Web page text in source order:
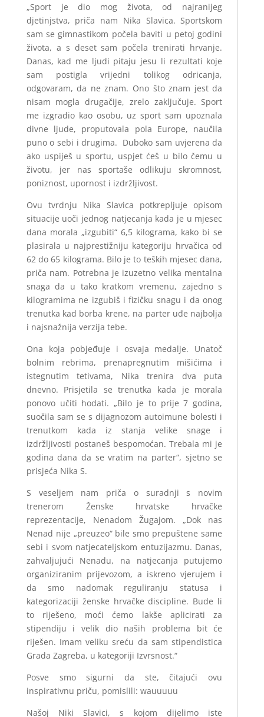
„Sport je dio mog života, od najranijeg
djetinjstva, priča nam Nika Slavica. Sportskom
sam se gimnastikom počela baviti u petoj godini
života, a s deset sam počela trenirati hrvanje.
Danas, kad me ljudi pitaju jesu li rezultati koje
sam postigla vrijedni tolikog odricanja,
odgovaram, da ne znam. Ono što znam jest da
nisam mogla drugačije, zrelo zaključuje. Sport
me izgradio kao osobu, uz sport sam upoznala
divne ljude, proputovala pola Europe, naučila
puno o sebi i drugima. Duboko sam uvjerena da
ako uspiješ u sportu, uspjet ćeš u bilo čemu u
životu, jer nas sportaše odlikuju skromnost,
poniznost, upornost i izdržljivost.
Ovu tvrdnju Nika Slavica potkrepljuje opisom
situacije uoči jednog natjecanja kada je u mjesec
dana morala „izgubiti“ 6,5 kilograma, kako bi se
plasirala u najprestižniju kategoriju hrvačica od
62 do 65 kilograma. Bilo je to teških mjesec dana,
priča nam. Potrebna je izuzetno velika mentalna
snaga da u tako kratkom vremenu, zajedno s
kilogramima ne izgubiš i fizičku snagu i da onog
trenutka kad borba krene, na parter uđe najbolja
i najsnažnija verzija tebe.
Ona koja pobjeđuje i osvaja medalje. Unatoč
bolnim rebrima, prenapregnutim mišićima i
istegnutim tetivama, Nika trenira dva puta
dnevno. Prisjetila se trenutka kada je morala
ponovo učiti hodati. „Bilo je to prije 7 godina,
suočila sam se s dijagnozom autoimune bolesti i
trenutkom kada iz stanja velike snage i
izdržljivosti postaneš bespomoćan. Trebala mi je
godina dana da se vratim na parter“, sjetno se
prisjeća Nika S.
S veseljem nam priča o suradnji s novim
trenerom Ženske hrvatske hrvačke
reprezentacije, Nenadom Žugajom. „Dok nas
Nenad nije „preuzeo“ bile smo prepuštene same
sebi i svom natjecateljskom entuzijazmu. Danas,
zahvaljujući Nenadu, na natjecanja putujemo
organiziranim prijevozom, a iskreno vjerujem i
da smo nadomak reguliranju statusa i
kategorizaciji ženske hrvačke discipline. Bude li
to riješeno, moći ćemo lakše aplicirati za
stipendiju i velik dio naših problema bit će
riješen. Imam veliku sreću da sam stipendistica
Grada Zagreba, u kategoriji Izvrsnost.“
Posve smo sigurni da ste, čitajući ovu
inspirativnu priču, pomislili: wauuuuu
Našoj Niki Slavici, s kojom dijelimo iste